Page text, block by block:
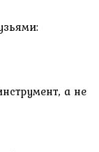
а не